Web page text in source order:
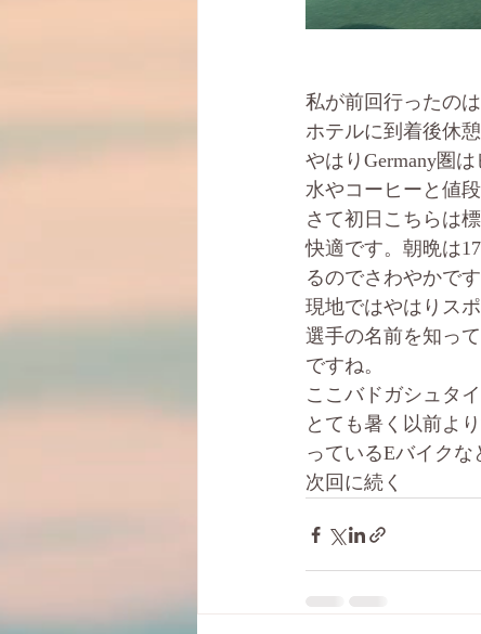
私が前回行ったの
ホテルに到着後休
やはりGermany圏
水やコーヒーと値
さて初日こちらは
快適です。朝晩は
るのでさわやかで
現地ではやはりス
選手の名前を知っ
ですね。
ここバドガシュタ
とても暑く以前よ
っているEバイクな
次回に続く